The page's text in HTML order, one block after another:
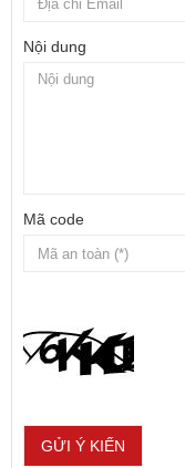
Nội dung
Mã code